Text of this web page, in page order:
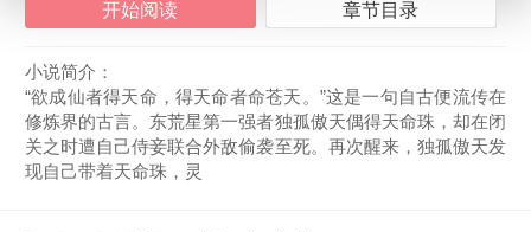
开始阅读 章节目录
小说简介：
“欲成仙者得天命，得天命者命苍天。”这是一句自古便流传在
修炼界的古言。东荒星第一强者独孤傲天偶得天命珠，却在闭
关之时遭自己侍妾联合外敌偷袭至死。再次醒来，独孤傲天发
现自己带着天命珠，灵